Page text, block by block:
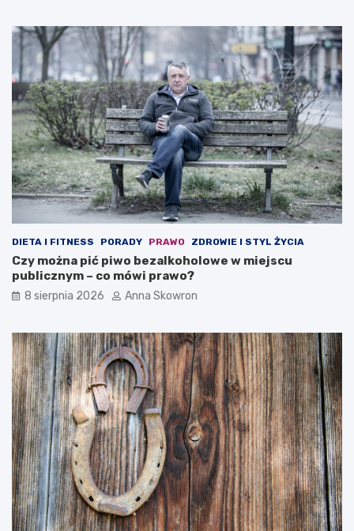
DIETA I FITNESS PORADY PRAWO ZDROWIE I STYL ŻYCIA
Czy można pić piwo bezalkoholowe w miejscu
publicznym – co mówi prawo?
8 sierpnia 2026 Anna Skowron